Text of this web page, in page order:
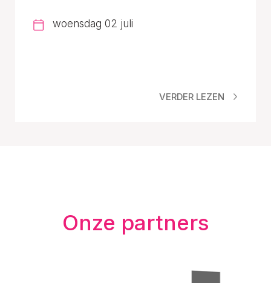
woensdag 02 juli
VERDER LEZEN
Onze partners